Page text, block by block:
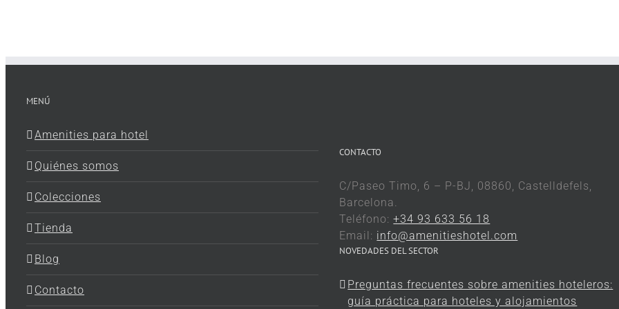
MENÚ
Amenities para hotel
Quiénes somos
Colecciones
Tienda
Blog
Contacto
CONTACTO
C/Paseo Timo, 6 – P-BJ, 08860, Castelldefels,
Barcelona.
Teléfono:+34 93 633 56 18
Email: info@amenitieshotel.com
NOVEDADES DEL SECTOR
Preguntas frecuentes sobre amenities hoteleros:
guía práctica para hoteles y alojamientos